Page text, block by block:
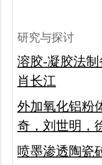
研究与探讨
溶胶-凝胶法制
肖长江
外加氧化铝粉
奇，刘世明，
喷墨渗透陶瓷